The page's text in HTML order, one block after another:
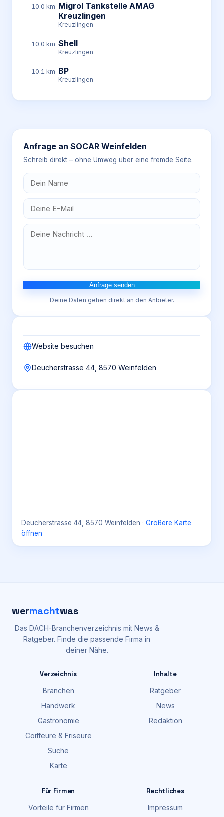
10.0 km Migrol Tankstelle AMAG
Kreuzlingen
Kreuzlingen
10.0 km Shell
Kreuzlingen
10.1 km BP
Kreuzlingen
Anfrage an SOCAR Weinfelden
Schreib direkt – ohne Umweg über eine fremde Seite.
Anfrage senden
Deine Daten gehen direkt an den Anbieter.
Website besuchen
Deucherstrasse 44, 8570 Weinfelden
Deucherstrasse 44, 8570 Weinfelden · Größere Karte
öffnen
wermachtwas
Das DACH-Branchenverzeichnis mit News &
Ratgeber. Finde die passende Firma in
deiner Nähe.
Verzeichnis
Branchen
Handwerk
Gastronomie
Coiffeure & Friseure
Suche
Karte
Inhalte
Ratgeber
News
Redaktion
Für Firmen
Vorteile für Firmen
Rechtliches
Impressum